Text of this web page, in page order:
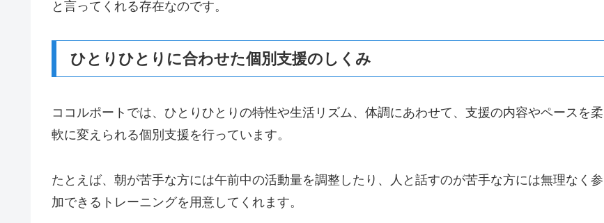
と言ってくれる存在なのです。
ひとりひとりに合わせた個別支援のしくみ
ココルポートでは、ひとりひとりの特性や生活リズム、体調にあわせて、支援の内容やペースを柔
軟に変えられる個別支援を行っています。
たとえば、朝が苦手な方には午前中の活動量を調整したり、人と話すのが苦手な方には無理なく参
加できるトレーニングを用意してくれます。